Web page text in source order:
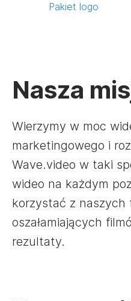
Pakiet logo
Nasza
Wierzymy w moc
marketingowego i
Wave.video w taki
wideo na każdym
korzystać z naszych
oszałamiających
rezultaty.